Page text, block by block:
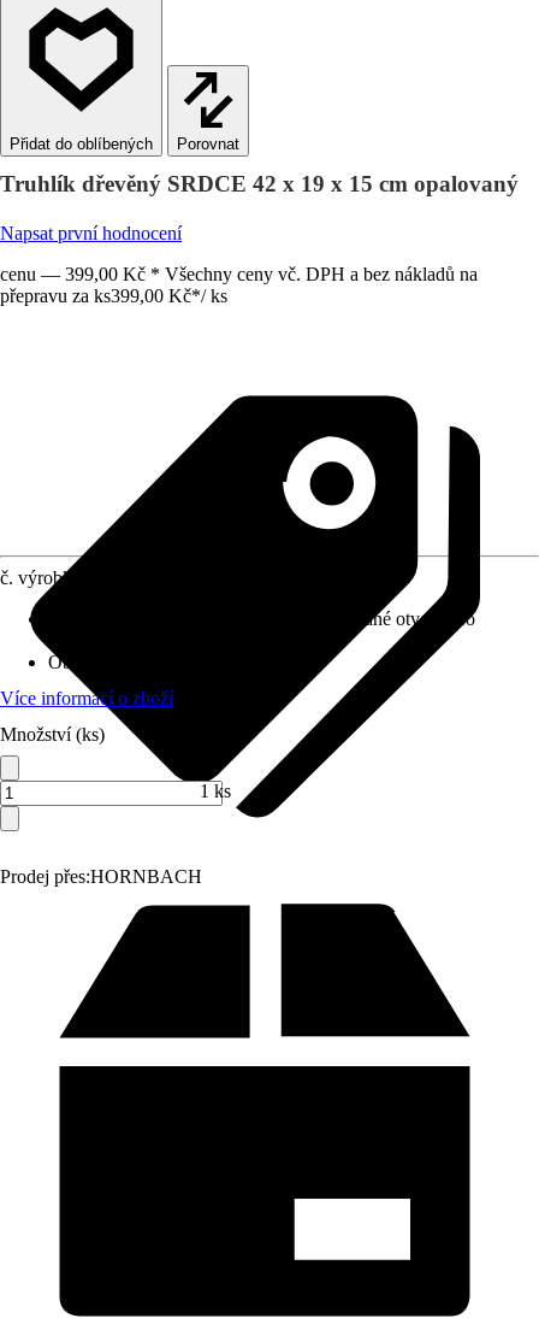
Porovnat
Truhlík dřevěný SRDCE 42 x 19 x 15 cm opalovaný
Napsat první hodnocení
cenu — 399,00 Kč * Všechny ceny vč. DPH a bez nákladů na
přepravu za ks399,00 Kč*/ ks
Prodej přes:HORNBACH
č. výrobku
Volitelně k dostání (předvrtané otvory pro
Oblast využití
Více informací o zboží
Množství (ks)
1 ks